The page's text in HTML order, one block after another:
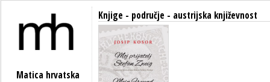
Matica hrvatska
Knjige - područje - austrijska književnost